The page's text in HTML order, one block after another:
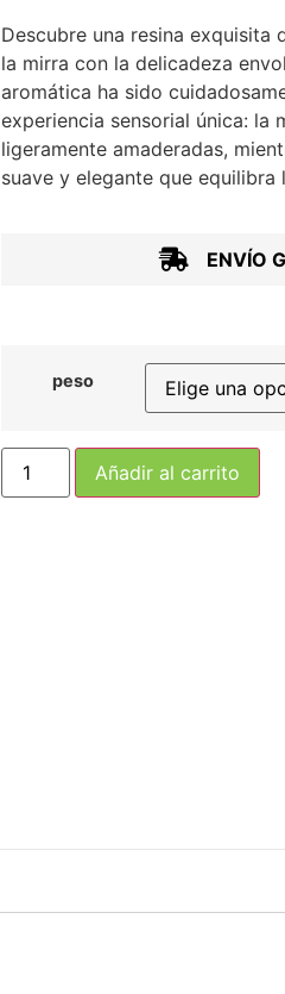
Descubre una resina
la mirra con la delicadeza
aromática ha sido
experiencia sensorial única: la
ligeramente amaderadas,
suave y elegante que equilibra
ENVÍO
peso
Añadir al carrito